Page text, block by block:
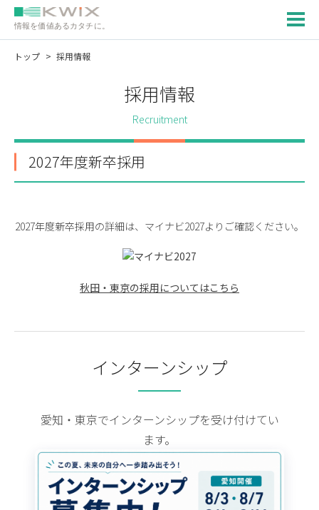
情報を価値あるカタチに。
トップ 採用情報
採用情報
Recruitment
2027年度新卒採用
2027年度新卒採用の詳細は、マイナビ2027よりご確認ください。
秋田・東京の採用についてはこちら
インターンシップ
愛知・東京でインターンシップを受け付けてい
ます。